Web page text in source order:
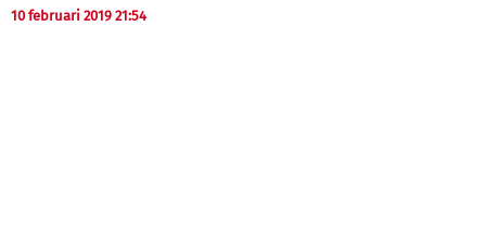
10 februari 2019 21:54